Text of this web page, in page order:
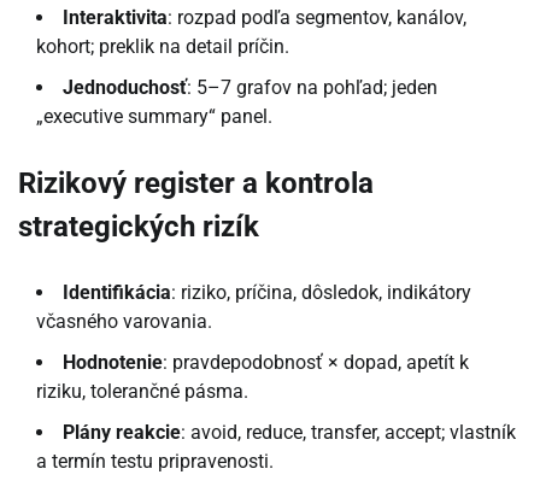
Interaktivita: rozpad podľa segmentov, kanálov,
kohort; preklik na detail príčin.
Jednoduchosť: 5–7 grafov na pohľad; jeden
„executive summary“ panel.
Rizikový register a kontrola
strategických rizík
Identifikácia: riziko, príčina, dôsledok, indikátory
včasného varovania.
Hodnotenie: pravdepodobnosť × dopad, apetít k
riziku, tolerančné pásma.
Plány reakcie: avoid, reduce, transfer, accept; vlastník
a termín testu pripravenosti.